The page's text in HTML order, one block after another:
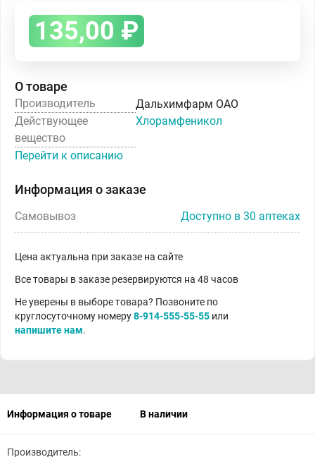
135,00 ₽
О товаре
Производитель
Дальхимфарм ОАО
Действующее
вещество
Хлорамфеникол
Перейти к описанию
Информация о заказе
Самовывоз Доступно в 30 аптеках
Цена актуальна при заказе на сайте
Все товары в заказе резервируются на 48 часов
Не уверены в выборе товара? Позвоните по
круглосуточному номеру8-914-555-55-55 или
напишите нам.
Информация о товаре В наличии
Производитель: